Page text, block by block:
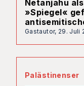
Netanjahu
»Spiegel«
Gastautor, 29. Juli
Palästinenser